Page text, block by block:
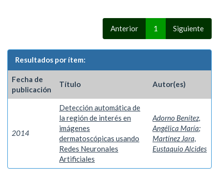
Anterior 1 Siguiente
Resultados por ítem:
Fecha de
publicación
Título Autor(es)
2014
Detección automática de
la región de interés en
imágenes
dermatoscópicas usando
Redes Neuronales
Artificiales
Adorno Benítez,
Angélica María;
Martínez Jara,
Eustaquio Alcides